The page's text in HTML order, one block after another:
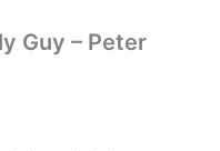
Guy – Peter